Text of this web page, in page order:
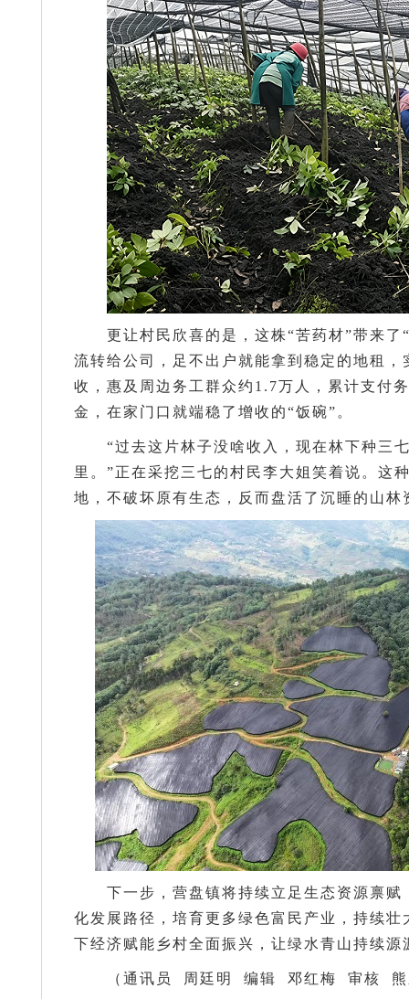
更让村民欣喜的是，这株“苦药材”带来
流转给公司，足不出户就能拿到稳定的地租
收，惠及周边务工群众约1.7万人，累计支付
金，在家门口就端稳了增收的“饭碗”。
“过去这片林子没啥收入，现在林下种三
里。”正在采挖三七的村民李大姐笑着说。这
地，不破坏原有生态，反而盘活了沉睡的山
下一步，营盘镇将持续立足生态资源禀
化发展路径，培育更多绿色富民产业，持续
下经济赋能乡村全面振兴，让绿水青山持续
（通讯员 周廷明 编辑 邓红梅 审核 熊